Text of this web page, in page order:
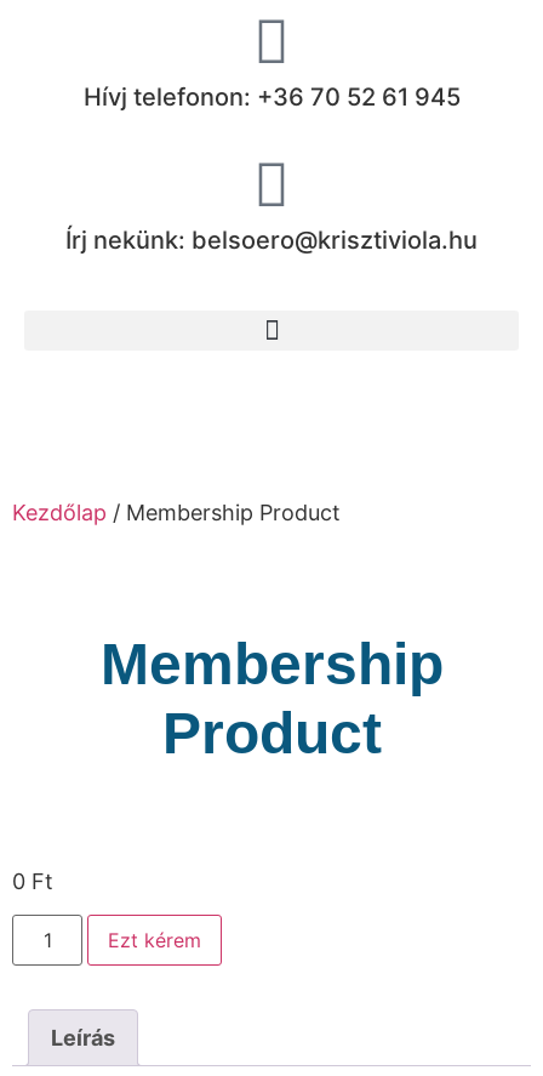
Hívj telefonon: +36 70 52 61 945
Írj nekünk: belsoero@krisztiviola.hu
Kezdőlap / Membership Product
Membership
Product
0 Ft
Ezt kérem
Leírás